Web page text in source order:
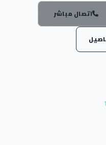
اتصال مباشر
1